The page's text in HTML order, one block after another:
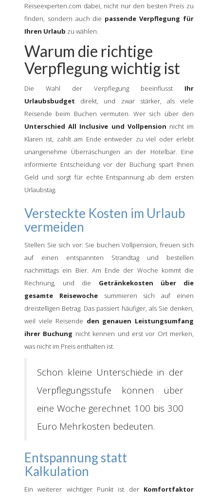
Reiseexperten.com dabei, nicht nur den besten Preis zu
finden, sondern auch die passende Verpflegung für
Ihren Urlaub zu wählen.
Warum die richtige
Verpflegung wichtig ist
Die Wahl der Verpflegung beeinflusst Ihr
Urlaubsbudget direkt, und zwar stärker, als viele
Reisende beim Buchen vermuten. Wer sich über den
Unterschied All Inclusive und Vollpension nicht im
Klaren ist, zahlt am Ende entweder zu viel oder erlebt
unangenehme Überraschungen an der Hotelbar. Eine
informierte Entscheidung vor der Buchung spart Ihnen
Geld und sorgt für echte Entspannung ab dem ersten
Urlaubstag.
Versteckte Kosten im Urlaub
vermeiden
Stellen Sie sich vor: Sie buchen Vollpension, freuen sich
auf einen entspannten Strandtag und bestellen
nachmittags ein Bier. Am Ende der Woche kommt die
Rechnung, und die Getränkekosten über die
gesamte Reisewochesummieren sich auf einen
dreistelligen Betrag. Das passiert häufiger, als Sie denken,
weil viele Reisende den genauen Leistungsumfang
ihrer Buchung nicht kennen und erst vor Ort merken,
was nicht im Preis enthalten ist.
Schon kleine Unterschiede in der
Verpflegungsstufe können über
eine Woche gerechnet 100 bis 300
Euro Mehrkosten bedeuten.
Entspannung statt
Kalkulation
Ein weiterer wichtiger Punkt ist der Komfortfaktor